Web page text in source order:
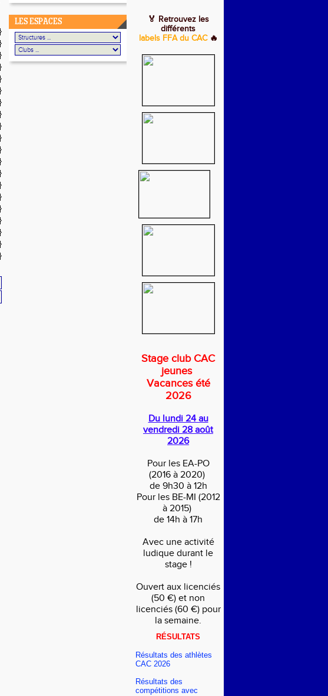
LES ESPACES
🏅 Retrouvez les
différents
labels FFA du CAC 🔥
Stage club CAC
jeunes
Vacances été
2026
Du lundi 24 au
vendredi 28 août
2026
Pour les EA-PO
(2016 à 2020)
de 9h30 à 12h
Pour les BE-MI (2012
à 2015)
de 14h à 17h
Avec une activité
ludique durant le
stage !
Ouvert aux licenciés
(50 €) et non
licenciés (60 €) pour
la semaine.
RÉSULTATS
Résultats des athlètes
CAC 2026
Résultats des
compétitions avec